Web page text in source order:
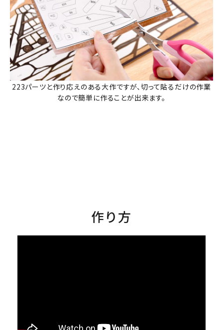
223パーツと作り応えのある大作ですが、切って貼るだけの作業
なので簡単に作ることが出来ます。
作り方